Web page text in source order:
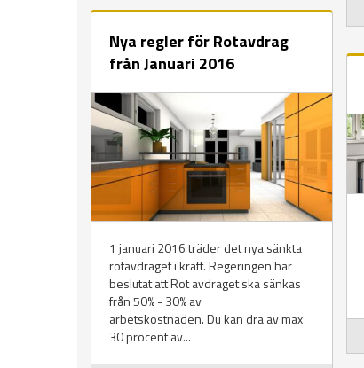
Nya regler för Rotavdrag
från Januari 2016
1 januari 2016 träder det nya sänkta
rotavdraget i kraft. Regeringen har
beslutat att Rot avdraget ska sänkas
från 50% - 30% av
arbetskostnaden. Du kan dra av max
30 procent av...